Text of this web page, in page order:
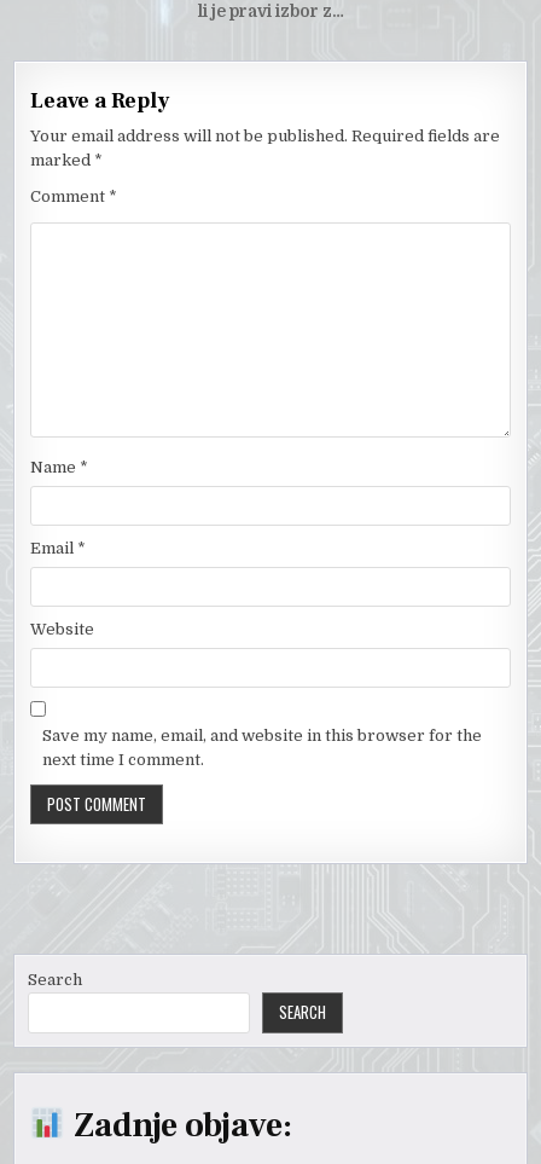
li je pravi izbor z…
Leave a Reply
Your email address will not be published. Required fields are
marked *
Comment *
Name *
Email *
Website
Save my name, email, and website in this browser for the
next time I comment.
Search
SEARCH
Zadnje objave: